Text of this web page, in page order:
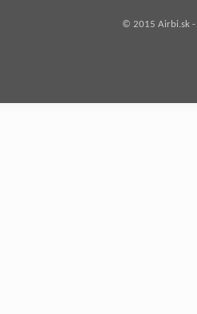
© 2015 Airbi.sk -